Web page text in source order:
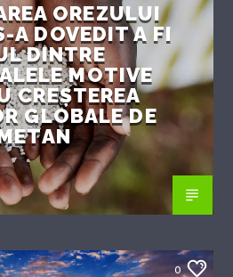
OREZULUI
A DOVEDIT A FI
DINTRE
MOTIVE
CREȘTEREA
GLOBALE DE
0